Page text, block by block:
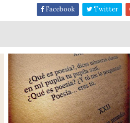
Facebook Twitter